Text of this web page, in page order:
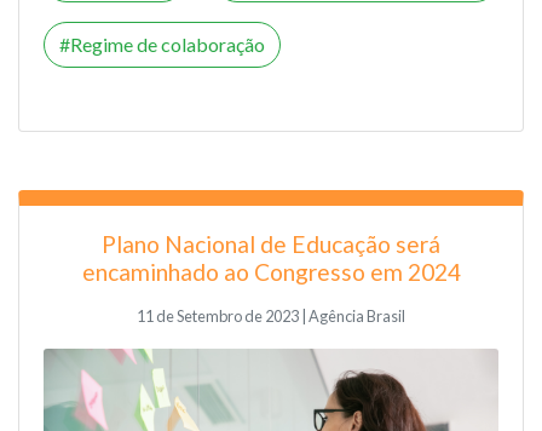
Regime de colaboração
Plano Nacional de Educação será
encaminhado ao Congresso em 2024
11 de Setembro de 2023 | Agência Brasil